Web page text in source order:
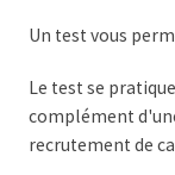
Un test vous
Le test se
complément
recrutement de